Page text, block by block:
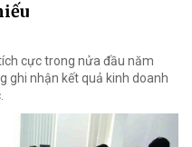
cực trong nửa đầu năm
ghi nhận kết quả kinh doanh